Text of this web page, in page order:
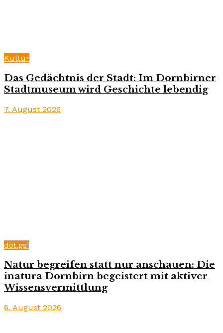
Kultur
Das Gedächtnis der Stadt: Im Dornbirner
Stadtmuseum wird Geschichte lebendig
7. August 2026
döt.gsi
Natur begreifen statt nur anschauen: Die
inatura Dornbirn begeistert mit aktiver
Wissensvermittlung
6. August 2026